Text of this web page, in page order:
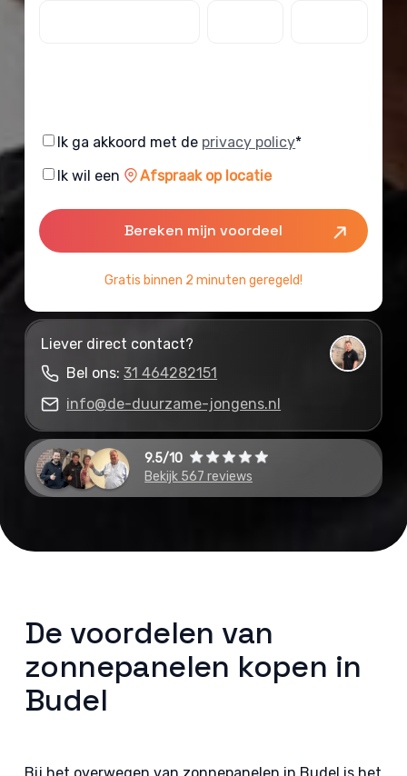
Consent
Ik ga akkoord met de privacy policy*
Consent
Ik wil een Afspraak op locatie
Gratis binnen 2 minuten geregeld!
Liever direct contact?
Bel ons:31 464282151
info@de-duurzame-jongens.nl
9.5/10
Bekijk 567 reviews
De voordelen van
zonnepanelen kopen in
Budel